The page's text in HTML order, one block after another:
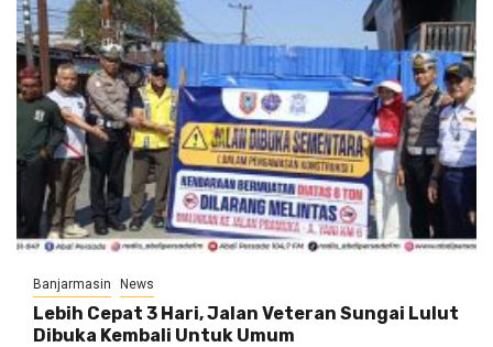
Banjarmasin News
Lebih Cepat 3 Hari, Jalan Veteran Sungai Lulut
Dibuka Kembali Untuk Umum